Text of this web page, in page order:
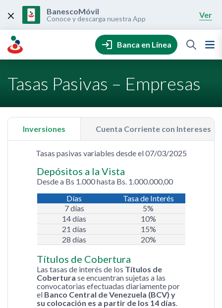
content
BanescoMóvil
Conoce y descarga nuestra App Ver
Banca en Línea
Tasas Pasivas – Empresas
Inversiones Cuenta Corriente con Intereses
Tasas pasivas variables desde el 07/03/2025
Depósitos a la Vista
Desde a Bs 1.000 hasta Bs. 1.000.000,00
Días
Tasa de Interés
7 días
5%
14 días
10%
21 días
15%
28 días
20%
Títulos de Cobertura
Las tasas de interés de los Títulos de
Cobertura se encuentran sujetas a las
convocatorias efectuadas diariamente por
el Banco Central de Venezuela (BCV) y
su colocación es a partir de los 14 días